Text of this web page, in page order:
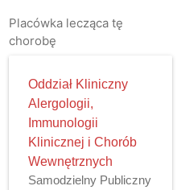
Placówka lecząca tę
chorobę
Oddział Kliniczny
Alergologii,
Immunologii
Klinicznej i Chorób
Wewnętrznych
Samodzielny Publiczny